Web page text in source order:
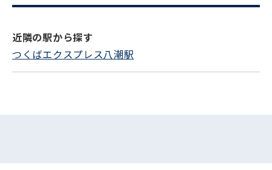
近隣の駅から探す
つくばエクスプレス八潮駅